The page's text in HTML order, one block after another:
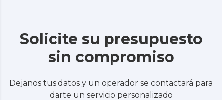
Solicite su presupuesto
sin compromiso
Dejanos tus datos y un operador se contactará para
darte un servicio personalizado